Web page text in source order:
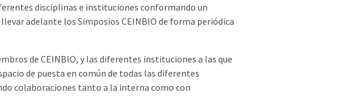
disciplinas e instituciones conformando un
adelante los Simposios CEINBIO de forma periódica
de CEINBIO, y las diferentes instituciones a las que
de puesta en común de todas las diferentes
colaboraciones tanto a la interna como con